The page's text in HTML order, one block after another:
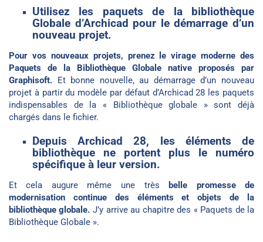
Utilisez les paquets de la bibliothèque
Globale d’Archicad pour le démarrage d’un
nouveau projet.
Pour vos nouveaux projets, prenez le virage moderne des
Paquets de la Bibliothèque Globale native proposés par
Graphisoft.Et bonne nouvelle, au démarrage d’un nouveau
projet à partir du modèle par défaut d’Archicad 28 les paquets
indispensables de la « Bibliothèque globale » sont déjà
chargés dans le fichier.
Depuis Archicad 28, les éléments de
bibliothèque ne portent plus le numéro
spécifique à leur version.
Et cela augure même une très
belle promesse de
modernisation continue des éléments et objets de la
bibliothèque globale. J’y arrive au chapitre des « Paquets de la
Bibliothèque Globale ».